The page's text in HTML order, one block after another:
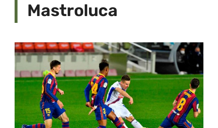
Mastroluca